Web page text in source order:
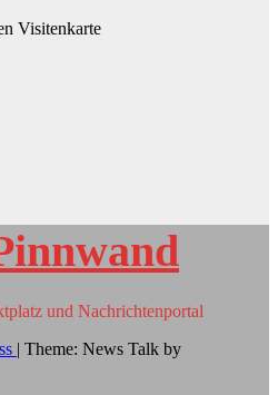
und Nachrichtenportal
| Theme: News Talk by